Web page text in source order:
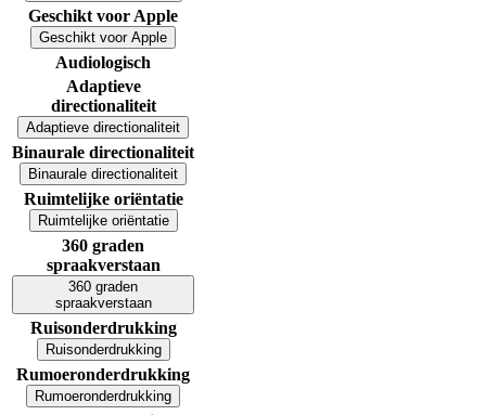
Geschikt voor Apple
Geschikt voor Apple
Audiologisch
Adaptieve
directionaliteit
Adaptieve directionaliteit
Binaurale directionaliteit
Binaurale directionaliteit
Ruimtelijke oriëntatie
Ruimtelijke oriëntatie
360 graden
spraakverstaan
360 graden
spraakverstaan
Ruisonderdrukking
Ruisonderdrukking
Rumoeronderdrukking
Rumoeronderdrukking